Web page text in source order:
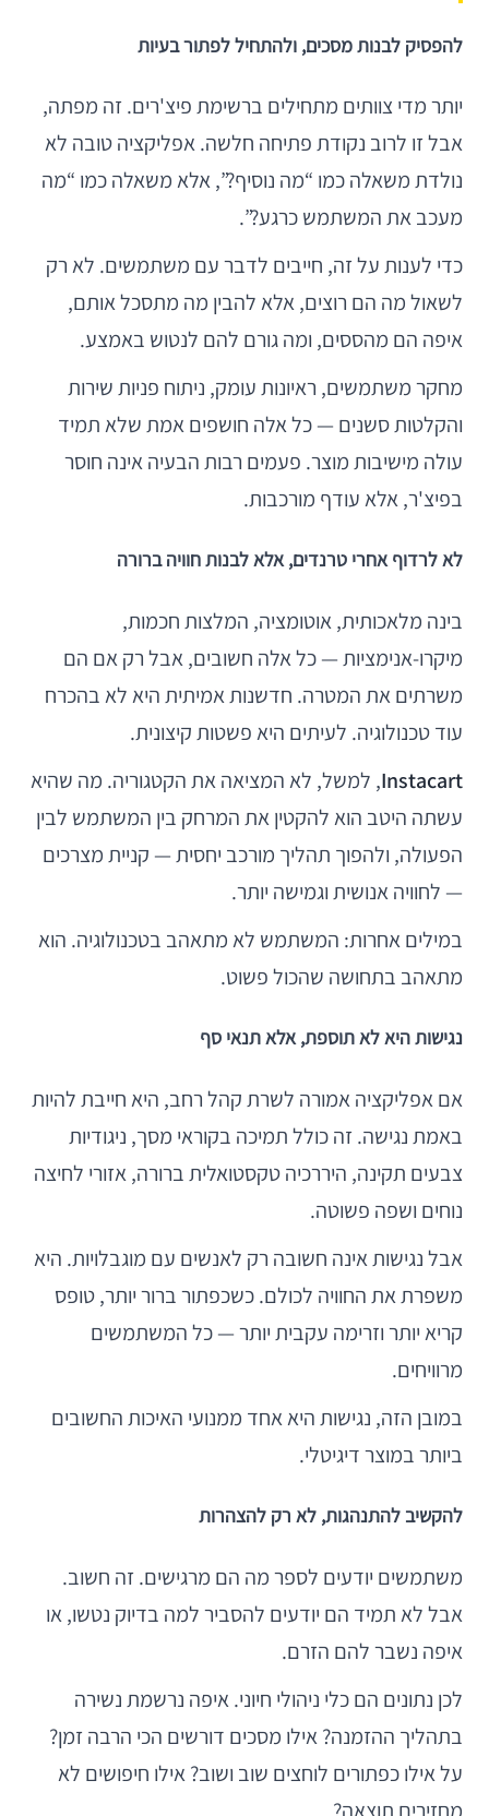
להפסיק לבנות מסכים, ולהתחיל לפתור בעיות
יותר מדי צוותים מתחילים ברשימת פיצ'רים. זה מפתה,
אבל זו לרוב נקודת פתיחה חלשה. אפליקציה טובה לא
נולדת משאלה כמו “מה נוסיף?”, אלא משאלה כמו “מה
מעכב את המשתמש כרגע?”.
כדי לענות על זה, חייבים לדבר עם משתמשים. לא רק
לשאול מה הם רוצים, אלא להבין מה מתסכל אותם,
איפה הם מהססים, ומה גורם להם לנטוש באמצע.
מחקר משתמשים, ראיונות עומק, ניתוח פניות שירות
והקלטות סשנים — כל אלה חושפים אמת שלא תמיד
עולה מישיבות מוצר. פעמים רבות הבעיה אינה חוסר
בפיצ'ר, אלא עודף מורכבות.
לא לרדוף אחרי טרנדים, אלא לבנות חוויה ברורה
בינה מלאכותית, אוטומציה, המלצות חכמות,
מיקרו-אנימציות — כל אלה חשובים, אבל רק אם הם
משרתים את המטרה. חדשנות אמיתית היא לא בהכרח
עוד טכנולוגיה. לעיתים היא פשטות קיצונית.
Instacart, למשל, לא המציאה את הקטגוריה. מה שהיא
עשתה היטב הוא להקטין את המרחק בין המשתמש לבין
הפעולה, ולהפוך תהליך מורכב יחסית — קניית מצרכים
— לחוויה אנושית וגמישה יותר.
במילים אחרות: המשתמש לא מתאהב בטכנולוגיה. הוא
מתאהב בתחושה שהכול פשוט.
נגישות היא לא תוספת, אלא תנאי סף
אם אפליקציה אמורה לשרת קהל רחב, היא חייבת להיות
באמת נגישה. זה כולל תמיכה בקוראי מסך, ניגודיות
צבעים תקינה, היררכיה טקסטואלית ברורה, אזורי לחיצה
נוחים ושפה פשוטה.
אבל נגישות אינה חשובה רק לאנשים עם מוגבלויות. היא
משפרת את החוויה לכולם. כשכפתור ברור יותר, טופס
קריא יותר וזרימה עקבית יותר — כל המשתמשים
מרוויחים.
במובן הזה, נגישות היא אחד ממנועי האיכות החשובים
ביותר במוצר דיגיטלי.
להקשיב להתנהגות, לא רק להצהרות
משתמשים יודעים לספר מה הם מרגישים. זה חשוב.
אבל לא תמיד הם יודעים להסביר למה בדיוק נטשו, או
איפה נשבר להם הזרם.
לכן נתונים הם כלי ניהולי חיוני. איפה נרשמת נשירה
בתהליך ההזמנה? אילו מסכים דורשים הכי הרבה זמן?
על אילו כפתורים לוחצים שוב ושוב? אילו חיפושים לא